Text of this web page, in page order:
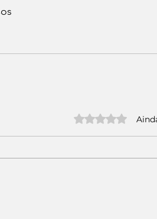
Avaliado com 0